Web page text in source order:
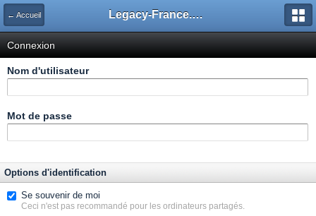
← Accueil Legacy-France.org - Forum
Connexion
Nom d'utilisateur
Mot de passe
Options d'identification
Se souvenir de moi
Ceci n'est pas recommandé pour les ordinateurs partagés.